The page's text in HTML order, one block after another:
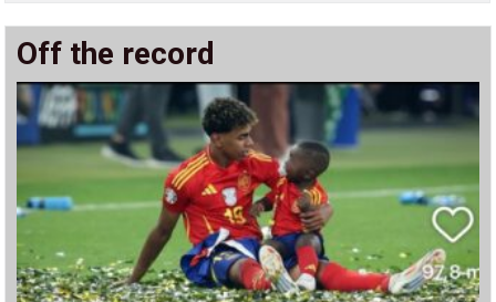
Off the record